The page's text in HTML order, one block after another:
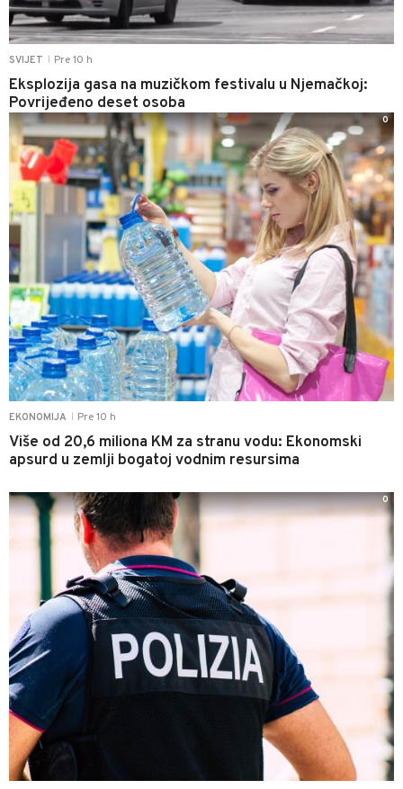
SVIJET Pre 10 h
Eksplozija gasa na muzičkom festivalu u Njemačkoj:
Povrijeđeno deset osoba
EKONOMIJA Pre 10 h
Više od 20,6 miliona KM za stranu vodu: Ekonomski
apsurd u zemlji bogatoj vodnim resursima
0
0